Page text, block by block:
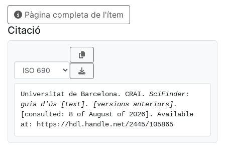
Pàgina completa de l'ítem
Citació
Universitat de Barcelona. CRAI. SciFinder:
guia d'ús [text]. [versions anteriors].
[consulted: 8 of August of 2026]. Available
at: https://hdl.handle.net/2445/105865